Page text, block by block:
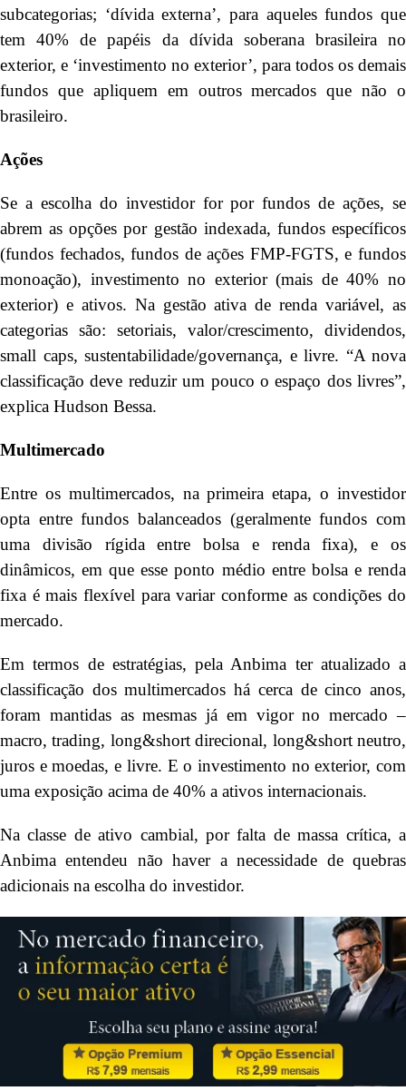
subcategorias; ‘dívida externa’, para aqueles fundos que
tem 40% de papéis da dívida soberana brasileira no
exterior, e ‘investimento no exterior’, para todos os demais
fundos que apliquem em outros mercados que não o
brasileiro.
Ações
Se a escolha do investidor for por fundos de ações, se
abrem as opções por gestão indexada, fundos específicos
(fundos fechados, fundos de ações FMP-FGTS, e fundos
monoação), investimento no exterior (mais de 40% no
exterior) e ativos. Na gestão ativa de renda variável, as
categorias são: setoriais, valor/crescimento, dividendos,
small caps, sustentabilidade/governança, e livre. “A nova
classificação deve reduzir um pouco o espaço dos livres”,
explica Hudson Bessa.
Multimercado
Entre os multimercados, na primeira etapa, o investidor
opta entre fundos balanceados (geralmente fundos com
uma divisão rígida entre bolsa e renda fixa), e os
dinâmicos, em que esse ponto médio entre bolsa e renda
fixa é mais flexível para variar conforme as condições do
mercado.
Em termos de estratégias, pela Anbima ter atualizado a
classificação dos multimercados há cerca de cinco anos,
foram mantidas as mesmas já em vigor no mercado –
macro, trading, long&short direcional, long&short neutro,
juros e moedas, e livre. E o investimento no exterior, com
uma exposição acima de 40% a ativos internacionais.
Na classe de ativo cambial, por falta de massa crítica, a
Anbima entendeu não haver a necessidade de quebras
adicionais na escolha do investidor.